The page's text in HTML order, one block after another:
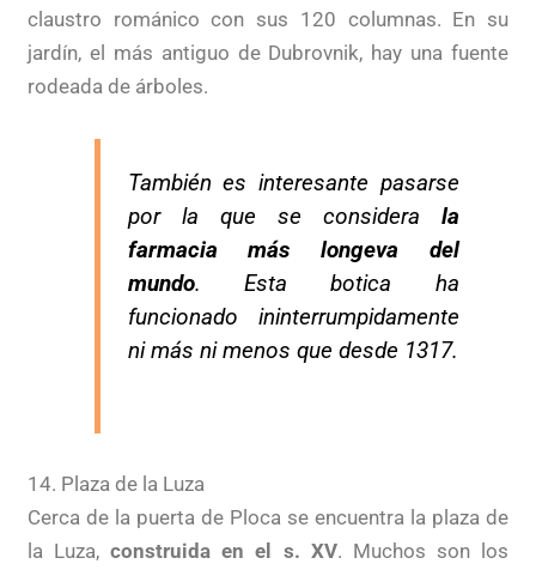
claustro románico con sus 120 columnas. En su
jardín, el más antiguo de Dubrovnik, hay una fuente
rodeada de árboles.
También es interesante pasarse
por la que se considera la
farmacia más longeva del
mundo. Esta botica ha
funcionado ininterrumpidamente
ni más ni menos que desde 1317.
14. Plaza de la Luza
Cerca de la puerta de Ploca se encuentra la plaza de
la Luza,construida en el s. XV. Muchos son los